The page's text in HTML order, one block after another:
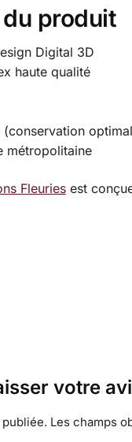
produit
Digital 3D
haute qualité
métropolitaine
Fleuriesest
votre
Les champs